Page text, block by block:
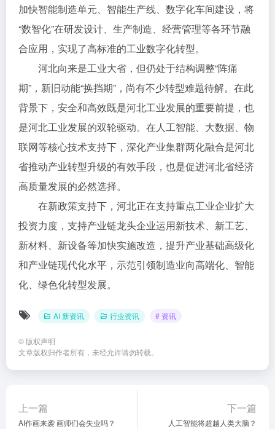
加快智能制造单元、智能生产线、数字化车间建设，将
“数智化”在研发设计、生产制造、经营管理等各环节融
合应用，实现了高标准的工业数字化转型。
河北向来是工业大省，但仍处于结构调整“阵痛
期”，新旧动能“换挡期”，尚有不少转型难题待解。在此
背景下，安全和高效既是河北工业发展的重要前提，也
是河北工业发展的双轮驱动。在人工智能、大数据、物
联网等核心技术支持下，深化产业集群两化融合是河北
省推动产业转型升级的有效手段，也是促进河北省经济
高质量发展的必然选择。
在新政策支持下，河北正在支持重点工业企业扩大
投资力度，支持产业链龙头企业运用新技术、新工艺、
新材料、新设备等加快实施改造，提升产业基础高级化
和产业链现代化水平，示范引领制造业向高端化、智能
化、绿色化转型发展。
AI 新资讯 行业资讯 # 资讯
© 版权声明
文章版权归作者所有，未经允许请勿转载。
上一篇
AI作画来袭 画师们会失业吗？
下一篇
人工智能将超越人类大脑？